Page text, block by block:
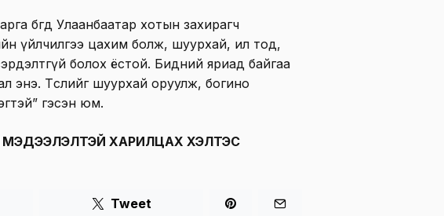
бөгөөд Улаанбаатар хотын захирагч
үйлчилгээ цахим болж, шуурхай, ил тод,
болох ёстой. Бидний яриад байгаа
энэ. Төслийг шуурхай оруулж, богино
гэсэн юм.
ХАРИЛЦАХ ХЭЛТЭС
Tweet